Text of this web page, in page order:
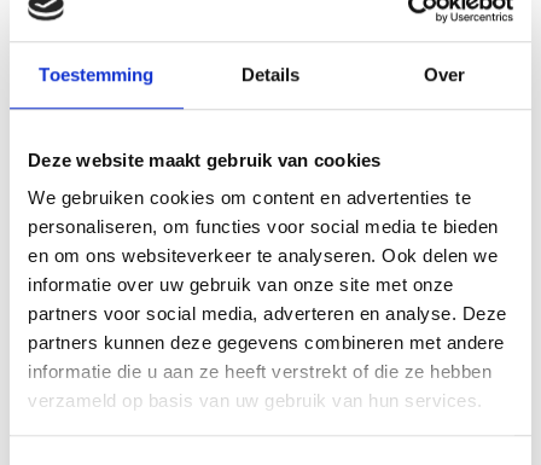
Toestemming Details Over
Deze website maakt gebruik van cookies
We gebruiken cookies om content en advertenties te
personaliseren, om functies voor social media te bieden
en om ons websiteverkeer te analyseren. Ook delen we
informatie over uw gebruik van onze site met onze
partners voor social media, adverteren en analyse. Deze
partners kunnen deze gegevens combineren met andere
informatie die u aan ze heeft verstrekt of die ze hebben
verzameld op basis van uw gebruik van hun services.
Het Theehuis